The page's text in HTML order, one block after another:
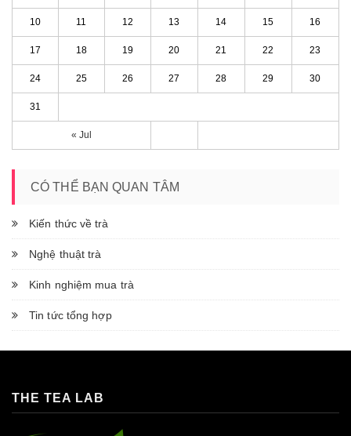
« Jul
10 11 12 13 14 15 16
17 18 19 20 21 22 23
24 25 26 27 28 29 30
31
CÓ THỂ BẠN QUAN TÂM
Kiến thức về trà
Nghệ thuật trà
Kinh nghiệm mua trà
Tin tức tổng hợp
THE TEA LAB